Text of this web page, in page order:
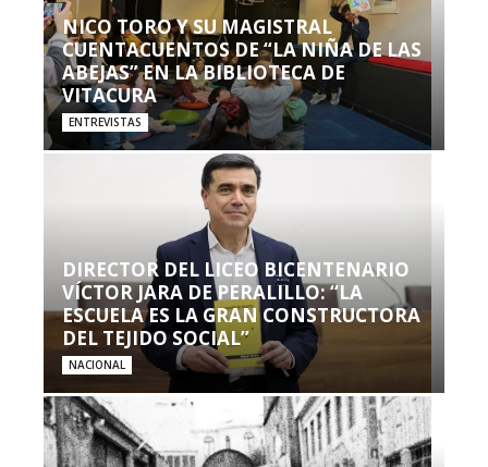
NICO TORO Y SU MAGISTRAL
CUENTACUENTOS DE “LA NIÑA DE LAS
ABEJAS” EN LA BIBLIOTECA DE
VITACURA
ENTREVISTAS
DIRECTOR DEL LICEO BICENTENARIO
VÍCTOR JARA DE PERALILLO: “LA
ESCUELA ES LA GRAN CONSTRUCTORA
DEL TEJIDO SOCIAL”
NACIONAL